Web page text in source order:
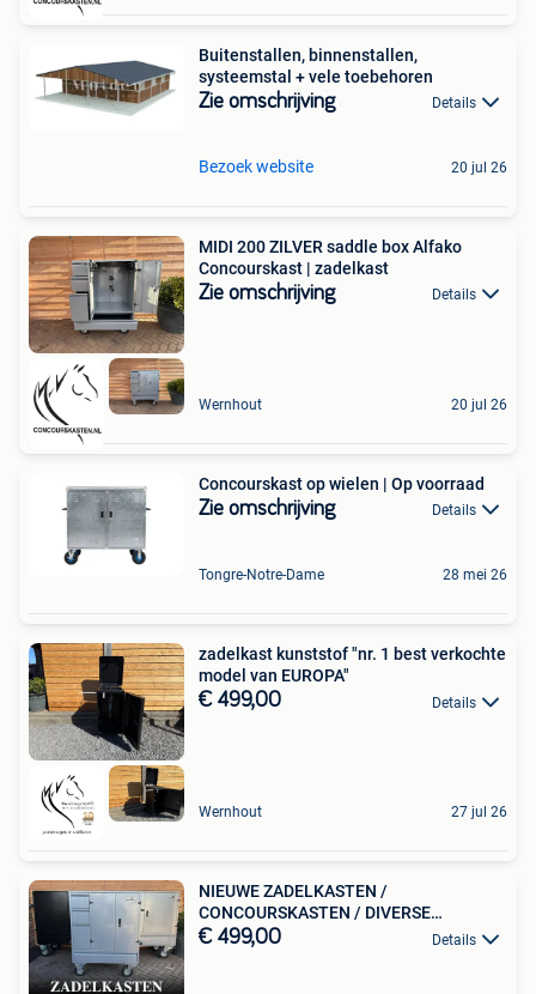
Buitenstallen, binnenstallen,
systeemstal + vele toebehoren
Zie omschrijving Details
Bezoek website 20 jul 26
MIDI 200 ZILVER saddle box Alfako
Concourskast | zadelkast
Zie omschrijving Details
Wernhout 20 jul 26
Concourskast op wielen | Op voorraad
Zie omschrijving Details
Tongre-Notre-Dame 28 mei 26
zadelkast kunststof "nr. 1 best verkochte
model van EUROPA"
€ 499,00 Details
Wernhout 27 jul 26
NIEUWE ZADELKASTEN /
CONCOURSKASTEN / DIVERSE
MODELLEN
€ 499,00 Details